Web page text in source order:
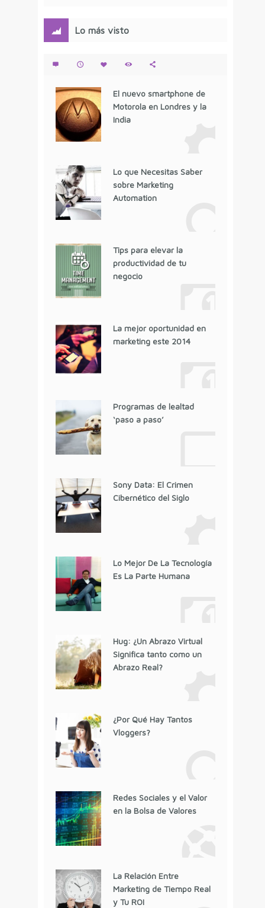
Lo más visto
El nuevo smartphone de
Motorola en Londres y la
India
Lo que Necesitas Saber
sobre Marketing
Automation
Tips para elevar la
productividad de tu
negocio
La mejor oportunidad en
marketing este 2014
Programas de lealtad
‘paso a paso’
Sony Data: El Crimen
Cibernético del Siglo
Lo Mejor De La Tecnología
Es La Parte Humana
Hug: ¿Un Abrazo Virtual
Significa tanto como un
Abrazo Real?
¿Por Qué Hay Tantos
Vloggers?
Redes Sociales y el Valor
en la Bolsa de Valores
La Relación Entre
Marketing de Tiempo Real
y Tu ROI